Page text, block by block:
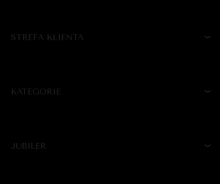
STREFA KLIENTA
KATEGORIE
JUBILER